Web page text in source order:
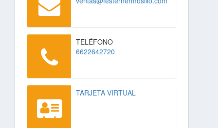
TELÉFONO
6622642720
TARJETA VIRTUAL